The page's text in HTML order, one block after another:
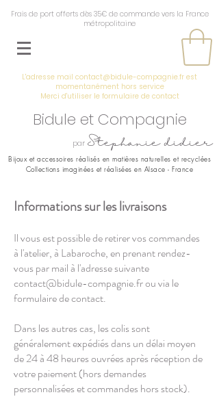
Frais de port offerts dès 35€ de commande vers la France
métropolitaine
L'adresse mail contact@bidule-compagnie.fr est
momentanément hors service
Merci d'utiliser le formulaire de contact
Bidule et Compagnie
par Stephanie didier
Bijoux et accessoires réalisés en matières naturelles et recyclées
Collections imaginées et réalisées en Alsace - France
Informations sur les livraisons
Il vous est possible de retirer vos commandes
à l'atelier, à Labaroche, en prenant rendez-
vous par mail à l'adresse suivante
contact@bidule-compagnie.frou via le
formulaire de contact.
Dans les autres cas, les colis sont
généralement expédiés dans un délai moyen
de 24 à 48 heures ouvrées après réception de
votre paiement (hors demandes
personnalisées et commandes hors stock).